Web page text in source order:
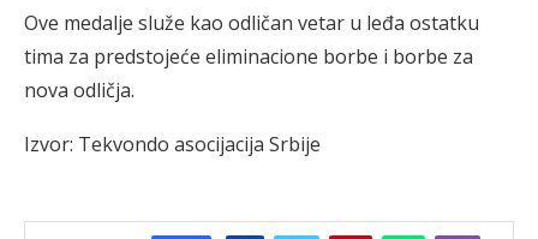
Ove medalje služe kao odličan vetar u leđa ostatku
tima za predstojeće eliminacione borbe i borbe za
nova odličja.
Izvor: Tekvondo asocijacija Srbije